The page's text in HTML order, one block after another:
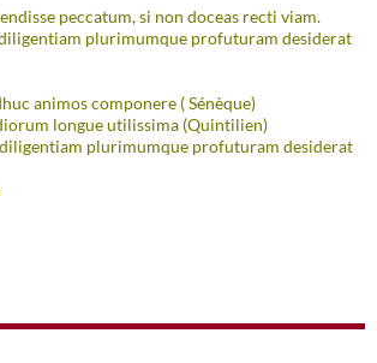
peccatum, si non doceas recti viam.
plurimumque profuturam desiderat
animos componere ( Sénèque)
longue utilissima (Quintilien)
plurimumque profuturam desiderat